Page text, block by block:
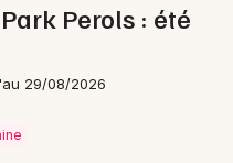
Perols : été
29/08/2026